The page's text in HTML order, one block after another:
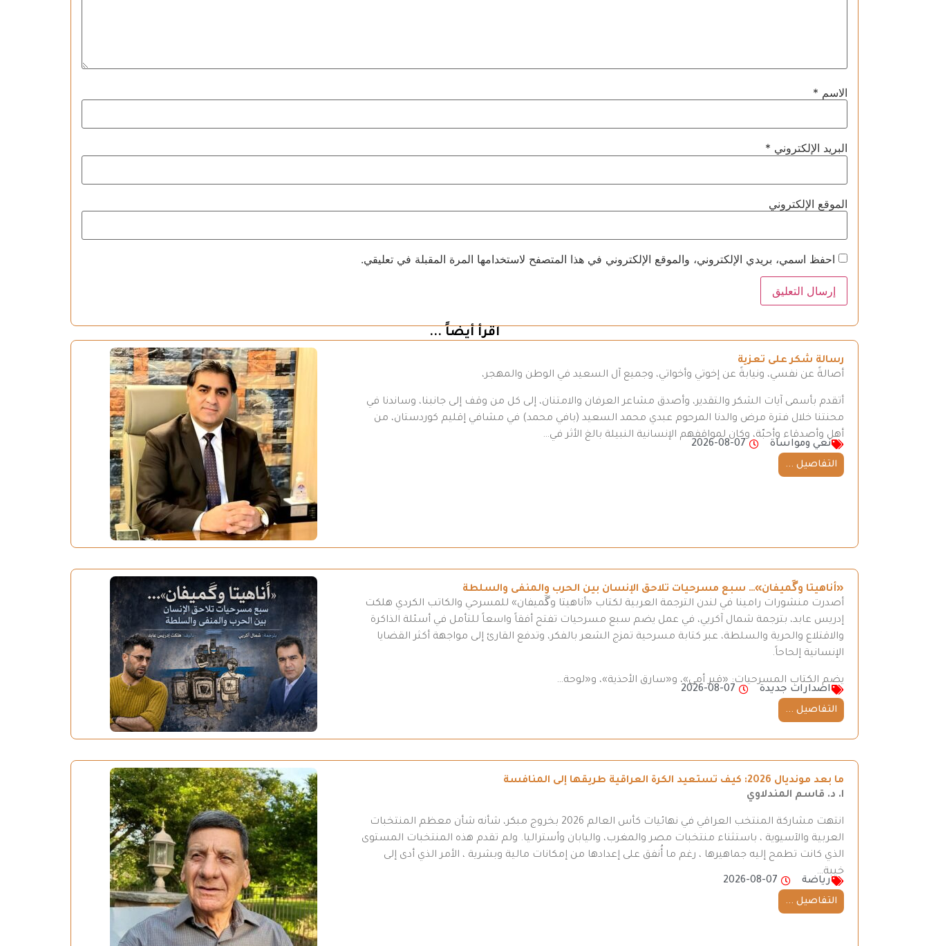
الاسم *
البريد الإلكتروني *
الموقع الإلكتروني
احفظ اسمي، بريدي الإلكتروني، والموقع الإلكتروني في هذا المتصفح لاستخدامها المرة المقبلة في تعليقي.
اقرأ أيضاً ...
رسالة شكر على تعزية
أصالةً عن نفسي، ونيابةً عن إخوتي وأخواتي، وجميع آل السعيد في الوطن والمهجر،
أتقدم بأسمى آيات الشكر والتقدير، وأصدق مشاعر العرفان والامتنان، إلى كل من وقف إلى جانبنا، وساندنا في
محنتنا خلال فترة مرض والدنا المرحوم عبدي محمد السعيد (بافي محمد) في مشافي إقليم كوردستان، من
أهل وأصدقاء وأحبّة، وكان لمواقفهم الإنسانية النبيلة بالغ الأثر في…
نعي ومواساة
2026-08-07
التفاصيل ...
«أناهيتا وگَميفان»… سبع مسرحيات تلاحق الإنسان بين الحرب والمنفى والسلطة
أصدرت منشورات رامينا في لندن الترجمة العربية لكتاب «أناهيتا وگَميفان» للمسرحي والكاتب الكردي هلكت
إدريس عابد، بترجمة شمال آكريي، في عمل يضم سبع مسرحيات تفتح أفقاً واسعاً للتأمل في أسئلة الذاكرة
والاقتلاع والحرية والسلطة، عبر كتابة مسرحية تمزج الشعر بالفكر، وتدفع القارئ إلى مواجهة أكثر القضايا
الإنسانية إلحاحاً.
يضم الكتاب المسرحيات: «قبر أمي»، و«سارق الأحذية»، و«لوحة…
اصدارات جديدة
2026-08-07
التفاصيل ...
ما بعد مونديال 2026: كيف تستعيد الكرة العراقية طريقها إلى المنافسة
ا. د. قاسم المندلاوي
انتهت مشاركة المنتخب العراقي في نهائيات كأس العالم 2026 بخروج مبكر، شأنه شأن معظم المنتخبات
العربية والآسيوية ، باستثناء منتخبات مصر والمغرب، واليابان وأستراليا. ولم تقدم هذه المنتخبات المستوى
الذي كانت تطمح إليه جماهيرها ، رغم ما أُنفق على إعدادها من إمكانات مالية وبشرية ، الأمر الذي أدى إلى
خيبة…
رياضة
2026-08-07
التفاصيل ...